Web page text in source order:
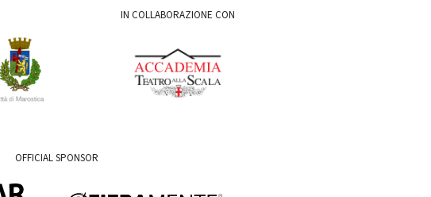
IN COLLABORAZIONE CON
OFFICIAL SPONSOR